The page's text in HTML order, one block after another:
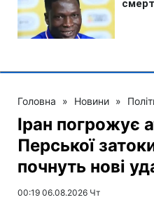
Головна » Новини »
Іран погрожує
Перської
почнуть нові
00:19 06.08.2026 Чт